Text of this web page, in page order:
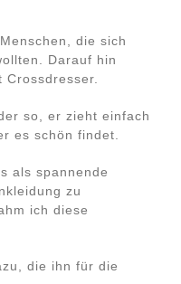
die sich
Darauf hin
so, er zieht einfach
es schön findet.
als spannende
zu
ich diese
die ihn für die